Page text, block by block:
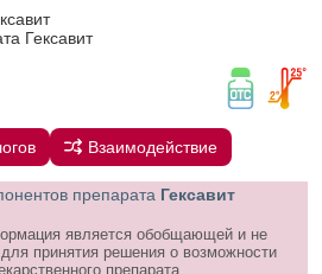
Гексавит
Взаимодействие
препарата Гексавит
является обобщающей и не
принятия решения о возможности
препарата.